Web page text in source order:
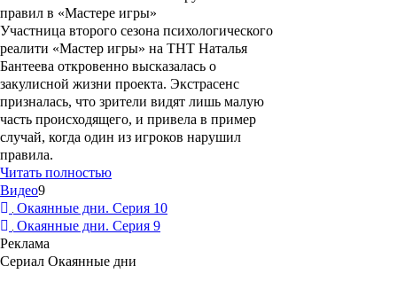
правил в «Мастере игры»
Участница второго сезона психологического
реалити «Мастер игры» на ТНТ Наталья
Бантеева откровенно высказалась о
закулисной жизни проекта. Экстрасенс
призналась, что зрители видят лишь малую
часть происходящего, и привела в пример
случай, когда один из игроков нарушил
правила.
Читать полностью
Видео9
Окаянные дни. Серия 10
Окаянные дни. Серия 9
Реклама
Сериал Окаянные дни